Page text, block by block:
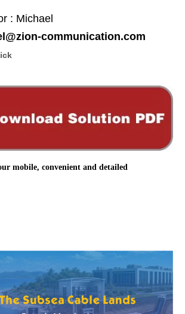
: Michael
communication.com
mobile, convenient and detailed